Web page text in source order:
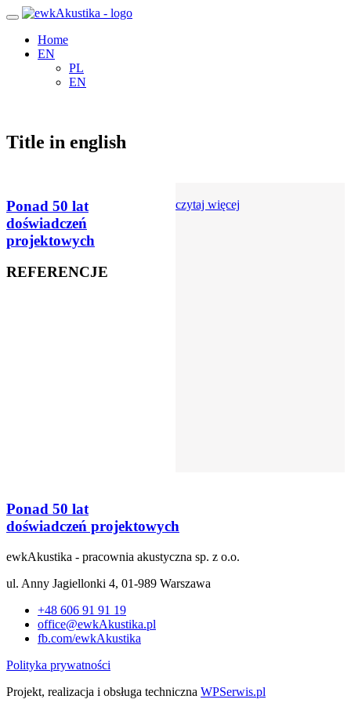
Home
EN
PL
EN
Title in english
Ponad 50 lat
doświadczeń
projektowych
REFERENCJE
czytaj więcej
Ponad 50 lat
doświadczeń projektowych
ewkAkustika - pracownia akustyczna sp. z o.o.
ul. Anny Jagiellonki 4, 01-989 Warszawa
+48 606 91 91 19
office@ewkAkustika.pl
fb.com/ewkAkustika
Polityka prywatności
Projekt, realizacja i obsługa techniczna WPSerwis.pl